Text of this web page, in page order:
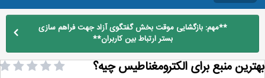
**مهم: بازگشایی موقت بخش گفتگوی آزاد جهت فراهم سازی
بستر ارتباط بین کاربران**
منبع برای الکترومغناطیس چیه؟